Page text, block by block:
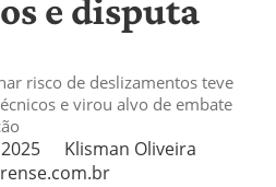
e disputa
risco de deslizamentos teve
e virou alvo de embate
Klisman Oliveira